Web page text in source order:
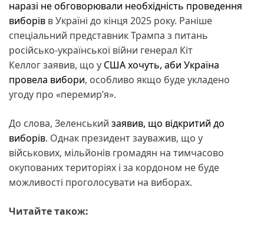
наразі не обговорювали необхідність проведення
виборів в Україні до кінця 2025 року. Раніше
спеціальний представник Трампа з питань
російсько-української війни генерал Кіт
Келлог заявив, що у США хочуть, аби Україна
провела вибори, особливо якщо буде укладено
угоду про «перемирʼя».
До слова, Зеленський заявив, що відкритий до
виборів. Однак президент зауважив, що у
військових, мільйонів громадян на тимчасово
окупованих територіях і за кордоном не буде
можливості проголосувати на виборах.
Читайте також: